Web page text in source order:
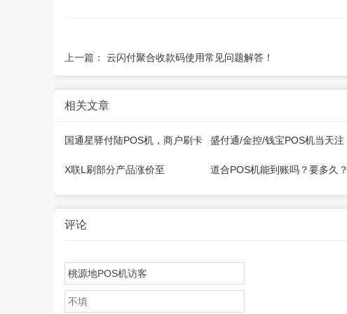
上一篇： 云闪付聚合收款码使用常见问题解答！
相关文章
国通星驿付陆POS机，商户刷卡
交易成功没有到账如何处理？
盛付通/金控/钱宝POS机当天注
册为D+1到账
X联L刷部分产品涨价至
道合POS机能到账吗？要多久？
评论